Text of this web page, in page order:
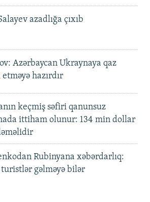
azadlığa çıxıb
Azərbaycan Ukraynaya qaz
hazırdır
keçmiş səfiri qanunsuz
ittiham olunur: 134 min dollar
Rubinyana xəbərdarlıq:
turistlər gəlməyə bilər